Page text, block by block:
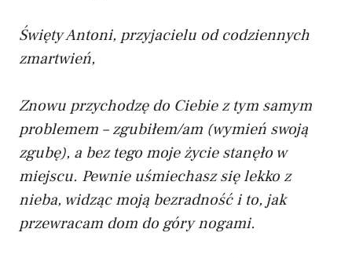
Święty Antoni, przyjacielu od codziennych
zmartwień,
Znowu przychodzę do Ciebie z tym samym
problemem – zgubiłem/am (wymień swoją
zgubę), a bez tego moje życie stanęło w
miejscu. Pewnie uśmiechasz się lekko z
nieba, widząc moją bezradność i to, jak
przewracam dom do góry nogami.